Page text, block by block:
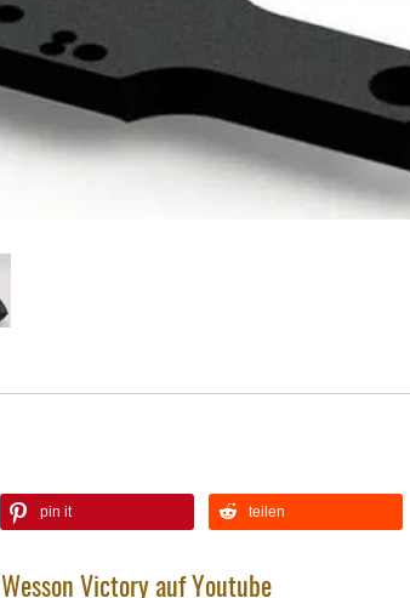
pin it teilen
Victory auf Youtube